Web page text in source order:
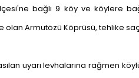
bağlı 9 köy ve köylere
Armutözü Köprüsü, tehlike
uyarı levhalarına rağmen